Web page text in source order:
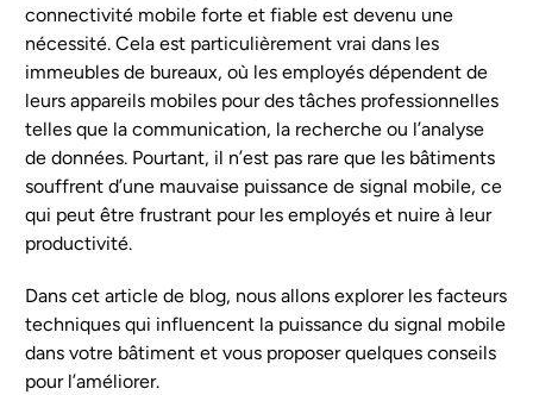
connectivité mobile forte et fiable est devenu une
nécessité. Cela est particulièrement vrai dans les
immeubles de bureaux, où les employés dépendent de
leurs appareils mobiles pour des tâches professionnelles
telles que la communication, la recherche ou l’analyse
de données. Pourtant, il n’est pas rare que les bâtiments
souffrent d’une mauvaise puissance de signal mobile, ce
qui peut être frustrant pour les employés et nuire à leur
productivité.
Dans cet article de blog, nous allons explorer les facteurs
techniques qui influencent la puissance du signal mobile
dans votre bâtiment et vous proposer quelques conseils
pour l’améliorer.
FR